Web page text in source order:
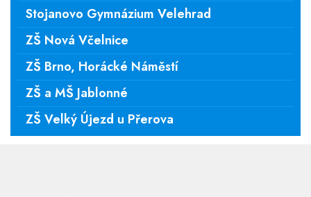
Stojanovo Gymnázium Velehrad
ZŠ Nová Včelnice
ZŠ Brno, Horácké Náměstí
ZŠ a MŠ Jablonné
ZŠ Velký Újezd u Přerova